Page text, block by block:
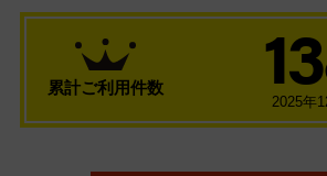
累計ご利用件数
2025年